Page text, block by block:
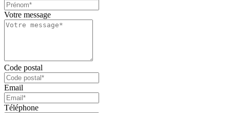
Votre message
Code postal
Email
Téléphone